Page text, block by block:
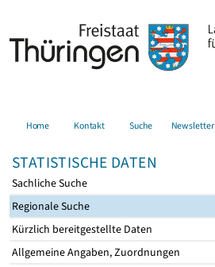
Home Kontakt Suche Newsletter
STATISTISCHE DATEN
Sachliche Suche
Regionale Suche
Kürzlich bereitgestellte Daten
Allgemeine Angaben, Zuordnungen